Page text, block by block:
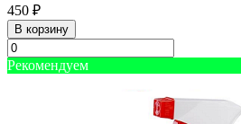
450 ₽
В корзину
Рекомендуем